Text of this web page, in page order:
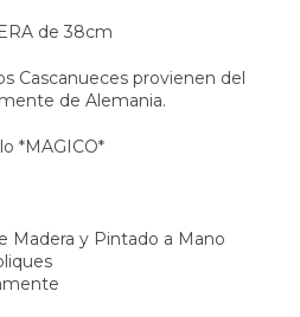
de 38cm
Cascanueces provienen del
de Alemania.
*MAGICO*
Madera y Pintado a Mano